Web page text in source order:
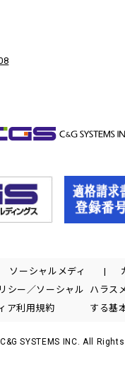
ソーシャルメディ
シー／ソーシャル
ア利用規約
ハラス
する基
SYSTEMS INC. All